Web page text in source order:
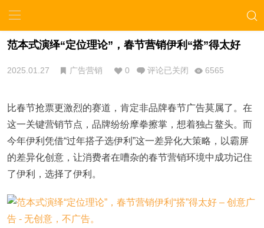
范本式演绎“定位理论”，春节营销伊利“搭”得太好
2025.01.27 广告营销 0 评论已关闭 6565
比春节抢票更激烈的赛道，肯定非品牌春节广告莫属了。在
这一关键营销节点，品牌纷纷摩拳擦掌，想着独占鳌头。而
今年伊利凭借“过年搭子选伊利”这一差异化大策略，以霸屏
的差异化创意，让消费者在嘈杂的春节营销环境中成功记住
了伊利，选择了伊利。